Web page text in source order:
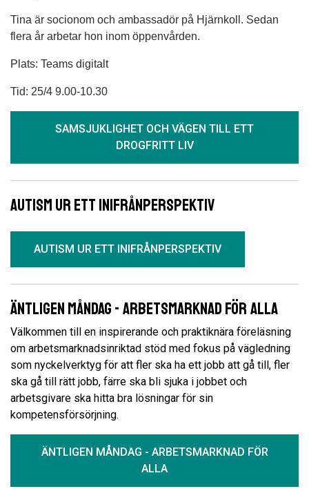
Tina är socionom och ambassadör på Hjärnkoll. Sedan
flera år arbetar hon inom öppenvården.
Plats: Teams digitalt
Tid: 25/4 9.00-10.30
SAMSJUKLIGHET OCH VÄGEN TILL ETT
DROGFRITT LIV
Autism ur ett inifrånperspektiv
AUTISM UR ETT INIFRÅNPERSPEKTIV
Äntligen måndag - arbetsmarknad för alla
Välkommen till en inspirerande och praktiknära föreläsning
om arbetsmarknadsinriktad stöd med fokus på vägledning
som nyckelverktyg för att fler ska ha ett jobb att gå till, fler
ska gå till rätt jobb, färre ska bli sjuka i jobbet och
arbetsgivare ska hitta bra lösningar för sin
kompetensförsörjning.
ÄNTLIGEN MÅNDAG - ARBETSMARKNAD FÖR
ALLA